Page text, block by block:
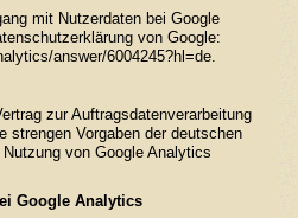
mit Nutzerdaten bei Google
von Google:
answer/6004245?hl=de.
zur Auftragsdatenverarbeitung
strengen Vorgaben der deutschen
von Google Analytics
Google Analytics